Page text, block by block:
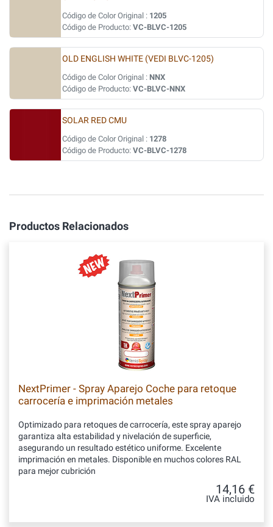
Código de Color Original : 1205
Código de Producto: VC-BLVC-1205
OLD ENGLISH WHITE (VEDI BLVC-1205)
Código de Color Original : NNX
Código de Producto: VC-BLVC-NNX
SOLAR RED CMU
Código de Color Original : 1278
Código de Producto: VC-BLVC-1278
Productos Relacionados
NextPrimer - Spray Aparejo Coche para retoque
carrocería e imprimación metales
Optimizado para retoques de carrocería, este spray aparejo
garantiza alta estabilidad y nivelación de superficie,
asegurando un resultado estético uniforme. Excelente
imprimación en metales. Disponible en muchos colores RAL
para mejor cubrición
14,16 €
IVA incluido